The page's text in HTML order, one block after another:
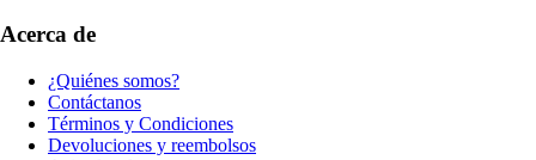
Acerca de
¿Quiénes somos?
Contáctanos
Términos y Condiciones
Devoluciones y reembolsos